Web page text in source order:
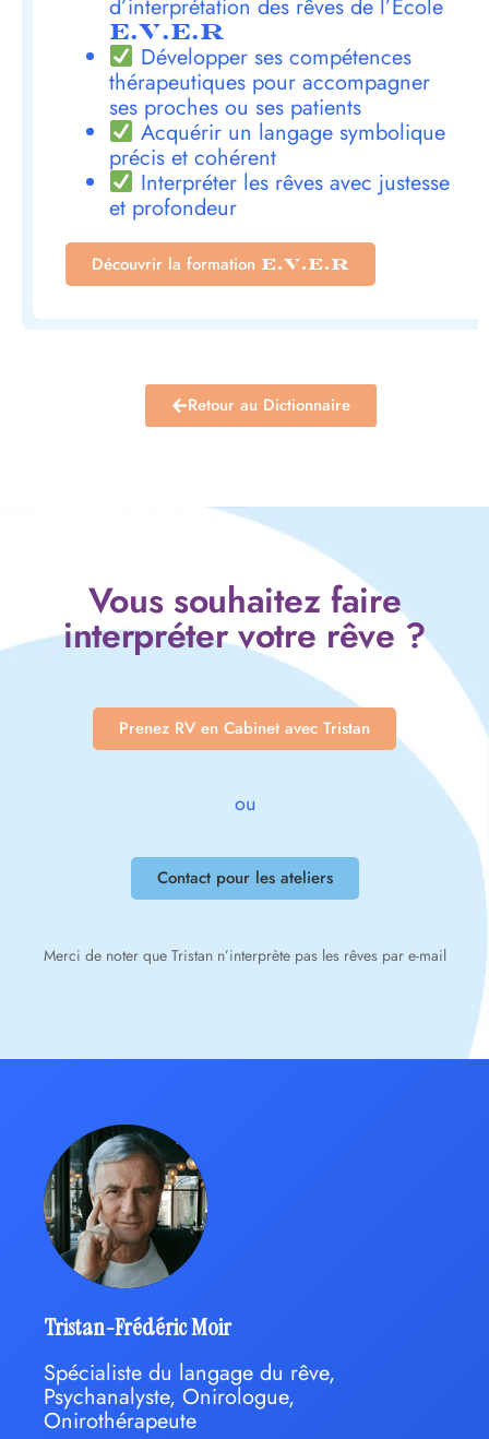
d’interprétation des rêves de l’École
E.V.E.R
Développer ses compétences
thérapeutiques pour accompagner
ses proches ou ses patients
Acquérir un langage symbolique
précis et cohérent
Interpréter les rêves avec justesse
et profondeur
Découvrir la formation E.V.E.R
Retour au Dictionnaire
Vous souhaitez faire
interpréter votre rêve ?
Prenez RV en Cabinet avec Tristan
ou
Contact pour les ateliers
Merci de noter que Tristan n’interprète pas les rêves par e-mail
Tristan-Frédéric Moir
Spécialiste du langage du rêve,
Psychanalyste, Onirologue,
Onirothérapeute